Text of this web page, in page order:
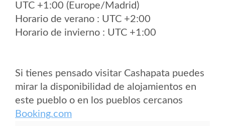
UTC +1:00 (Europe/Madrid)
Horario de verano : UTC +2:00
Horario de invierno : UTC +1:00
Si tienes pensado visitar Cashapata puedes
mirar la disponibilidad de alojamientos en
este pueblo o en los pueblos cercanos
Booking.com